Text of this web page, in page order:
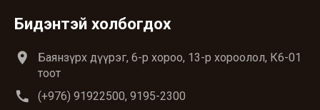
Бидэнтэй холбогдох
location_on
Баянзүрх дүүрэг, 6-р хороо, 13-р хороолол, К6-01
тоот
call (+976) 91922500, 9195-2300